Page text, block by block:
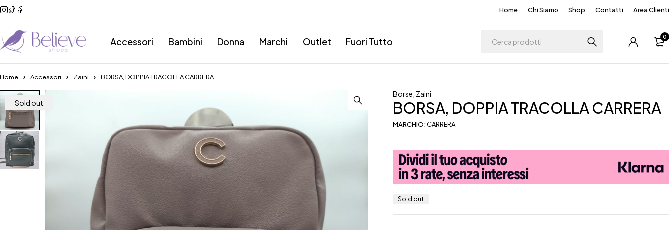
Home Chi Siamo Shop Contatti Area Clienti
Accessori Bambini Donna Marchi Outlet Fuori Tutto 0
Home Accessori Zaini BORSA, DOPPIA TRACOLLA CARRERA
Sold out
Borse Zaini
BORSA, DOPPIA TRACOLLA CARRERA
MARCHIO: CARRERA
Sold out